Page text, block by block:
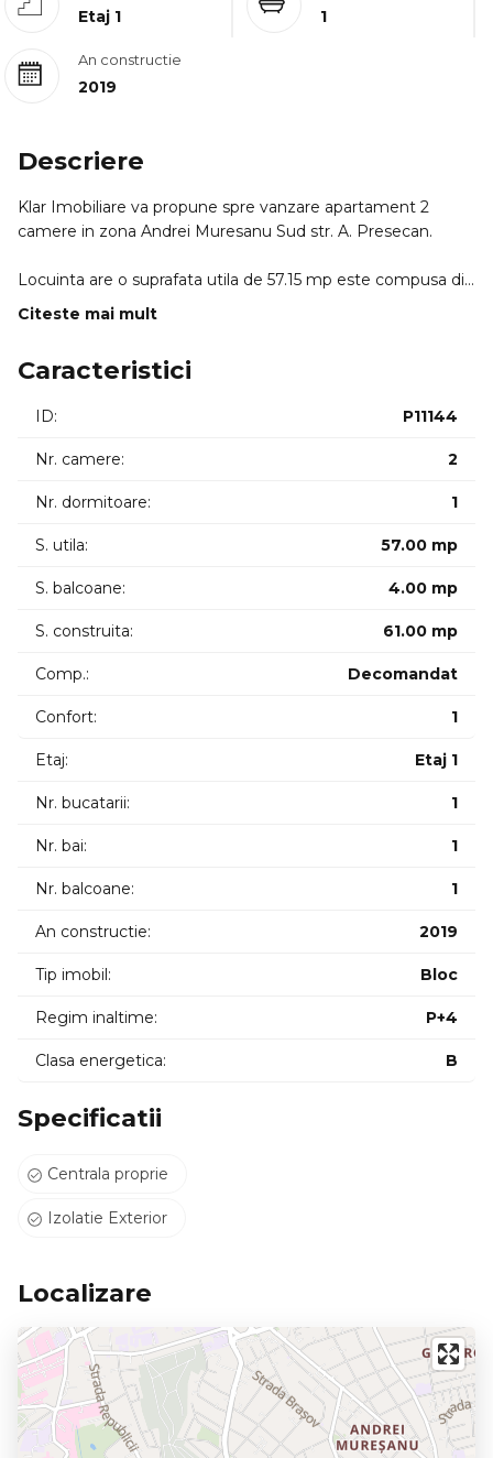
Etaj 1 1
An constructie
2019
Descriere
Klar Imobiliare va propune spre vanzare apartament 2
camere in zona Andrei Muresanu Sud str. A. Presecan.
Locuinta are o suprafata utila de 57.15 mp este compusa din
hol living dormitor bucatarie baie balcon de 4.05mp.
in pardoseala pereții tencuiti si gletuiti instalațiile pe pozitie
Predare iunie -iulie 2026. CF-urile vor fi disponibile in
Se poate achizitiona separat parcare exterioara la pretul de
Citeste mai mult
Caracteristici
ID: P11144
Nr. camere: 2
Nr. dormitoare: 1
S. utila: 57.00 mp
S. balcoane: 4.00 mp
S. construita: 61.00 mp
Comp.: Decomandat
Confort: 1
Etaj: Etaj 1
Nr. bucatarii: 1
Nr. bai: 1
Nr. balcoane: 1
An constructie: 2019
Tip imobil: Bloc
Regim inaltime: P+4
Clasa energetica: B
Specificatii
Centrala proprie
Izolatie Exterior
Localizare